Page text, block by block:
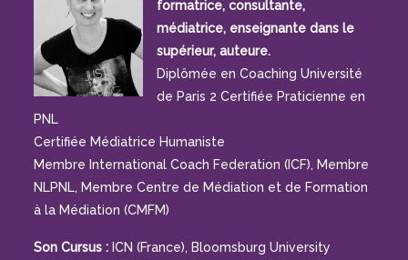
formatrice, consultante,
médiatrice, enseignante dans le
supérieur, auteure.
Diplômée en Coaching Université
de Paris 2 Certifiée Praticienne en
PNL
Certifiée Médiatrice Humaniste
Membre International Coach Federation (ICF), Membre
NLPNL, Membre Centre de Médiation et de Formation
à la Médiation (CMFM)
Son Cursus : ICN (France), Bloomsburg University